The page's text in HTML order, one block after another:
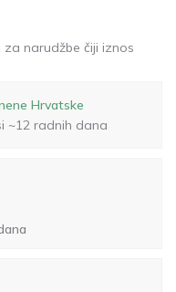
za narudžbe čiji iznos
Hrvatske
~12 radnih dana